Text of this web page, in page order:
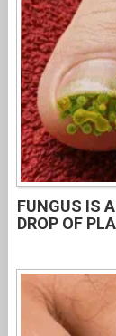
FUNGUS IS
DROP OF